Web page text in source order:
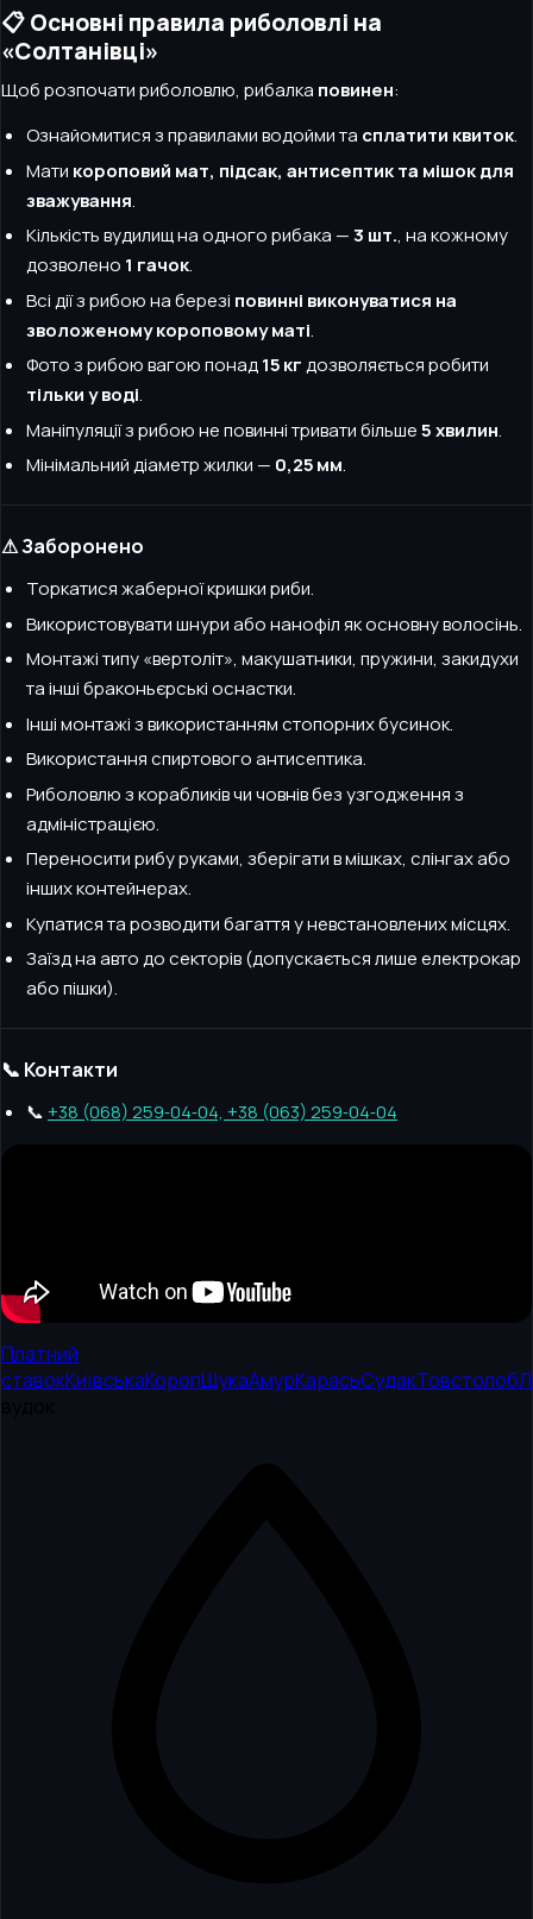
📋 Основні правила риболовлі на
«Солтанівці»
Щоб розпочати риболовлю, рибалка повинен:
Ознайомитися з правилами водойми та сплатити квиток.
Мати короповий мат, підсак, антисептик та мішок для
зважування.
Кількість вудилищ на одного рибака —3 шт., на кожному
дозволено 1 гачок.
Всі дії з рибою на березі повинні виконуватися на
зволоженому короповому маті.
Фото з рибою вагою понад15 кгдозволяється робити
тільки у воді.
Маніпуляції з рибою не повинні тривати більше5 хвилин.
Мінімальний діаметр жилки — 0,25 мм.
⚠ Заборонено
Торкатися жаберної кришки риби.
Використовувати шнури або нанофіл як основну волосінь.
Монтажі типу «вертоліт», макушатники, пружини, закидухи
та інші браконьєрські оснастки.
Інші монтажі з використанням стопорних бусинок.
Використання спиртового антисептика.
Риболовлю з корабликів чи човнів без узгодження з
адміністрацією.
Переносити рибу руками, зберігати в мішках, слінгах або
інших контейнерах.
Купатися та розводити багаття у невстановлених місцях.
Заїзд на авто до секторів (допускається лише електрокар
або пішки).
📞 Контакти
📞 +38 (068) 259‑04‑04, +38 (063) 259‑04‑04
Платний
ставокКиївськаКоропЩукаАмурКарасьСудакТовстолоб